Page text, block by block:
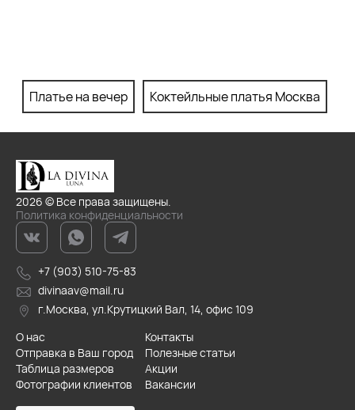
Платье на вечер Коктейльные платья Москва
2026 © Все права защищены.
Политика конфиденциальности
+7 (903) 510-75-83
divinaav@mail.ru
г.Москва, ул.Крутицкий Вал, 14, офис 109
О нас
Контакты
Отправка в Ваш город
Полезные статьи
Таблица размеров
Акции
Фотографии клиентов
Вакансии